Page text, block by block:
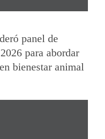
panel de
para abordar
bienestar animal